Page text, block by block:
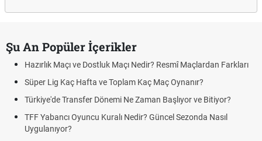
Şu An Popüler İçerikler
Hazırlık Maçı ve Dostluk Maçı Nedir? Resmî Maçlardan Farkları
Süper Lig Kaç Hafta ve Toplam Kaç Maç Oynanır?
Türkiye'de Transfer Dönemi Ne Zaman Başlıyor ve Bitiyor?
TFF Yabancı Oyuncu Kuralı Nedir? Güncel Sezonda Nasıl
Uygulanıyor?